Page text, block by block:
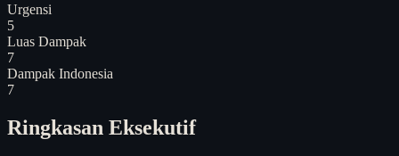
Urgensi
5
Luas Dampak
7
Dampak Indonesia
7
Ringkasan Eksekutif